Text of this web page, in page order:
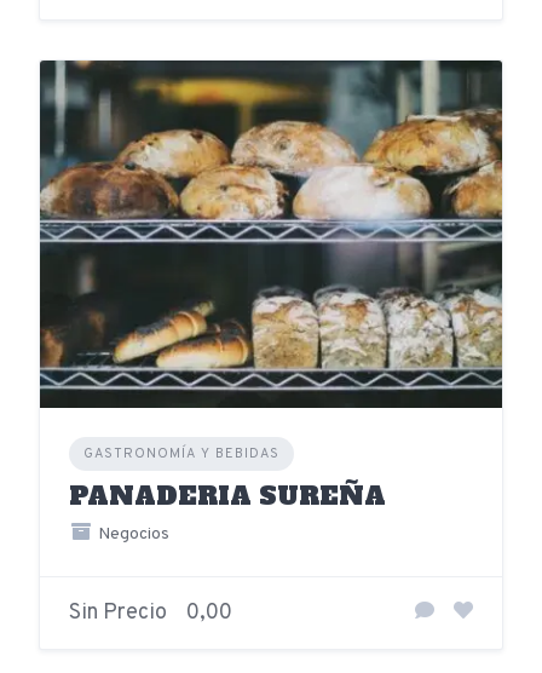
GASTRONOMÍA Y BEBIDAS
PANADERIA SUREÑA
Negocios
Sin Precio 0,00